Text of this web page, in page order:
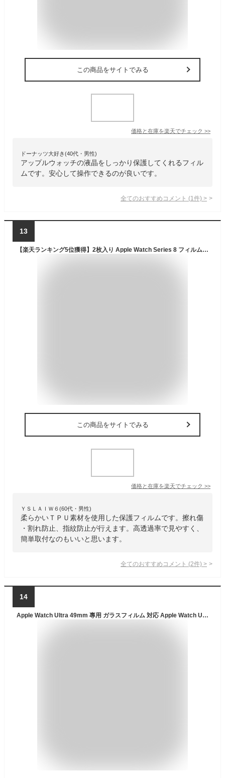
この商品をサイトでみる
価格と在庫を楽天でチェック >>
ドーナッツ大好き(40代・男性)
アップルウォッチの液晶をしっかり保護してくれるフィル
ムです。安心して操作できるのが良いです。
全てのおすすめコメント (1 件) >
13
【楽天ランキング5位獲得】2枚入り Apple Watch Series 8 フィルム Apple Watch Series 7 保護フィルム Apple Watch Ultra ガラスフィルム 49mm 41mm 45mm Apple Watch SE フィルム TPU 40mm 44mm フィルム 全面 アップルウォッチ8 フィルム 指紋防止 送料無料
この商品をサイトでみる
価格と在庫を楽天でチェック >>
ＹＳＬＡＩＷ６(60代・男性)
柔らかいＴＰＵ素材を使用した保護フィルムです。擦れ傷
・割れ防止、指紋防止が行えます。高透過率で見やすく、
簡単取付なのもいいと思います。
全てのおすすめコメント (2件) >
14
Apple Watch Ultra 49mm 專用 ガラスフィルム 対応 Apple Watch Ultra (2022) AGC旭硝子素材製 高透過率 9H硬度 気泡防止 飛散防止 撥油性 衝撃吸収 貼り付け簡単 アップルウォッチ Ultra 保護フィルム【3枚入り】